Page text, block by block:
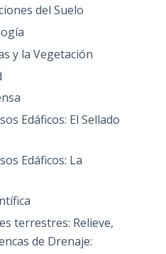
del Suelo
y la Vegetación
Edáficos: El Sellado
Edáficos: La
terrestres: Relieve,
de Drenaje: